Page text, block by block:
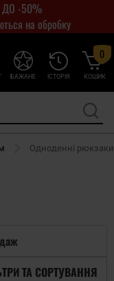
-50%
на обробку
ІСТОРІЯ
БАЖАНЕ КОШИК
0
Одноденні рюкзаки
ТА СОРТУВАННЯ